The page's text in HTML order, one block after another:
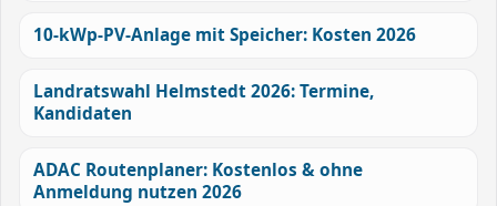
10-kWp-PV-Anlage mit Speicher: Kosten 2026
Landratswahl Helmstedt 2026: Termine,
Kandidaten
ADAC Routenplaner: Kostenlos & ohne
Anmeldung nutzen 2026